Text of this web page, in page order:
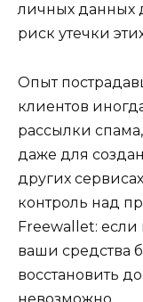
личных данных
риск утечки
Опыт
клиентов
рассылки
даже для
других
контроль над
Freewallet:
ваши средства
восстановить
невозможно.